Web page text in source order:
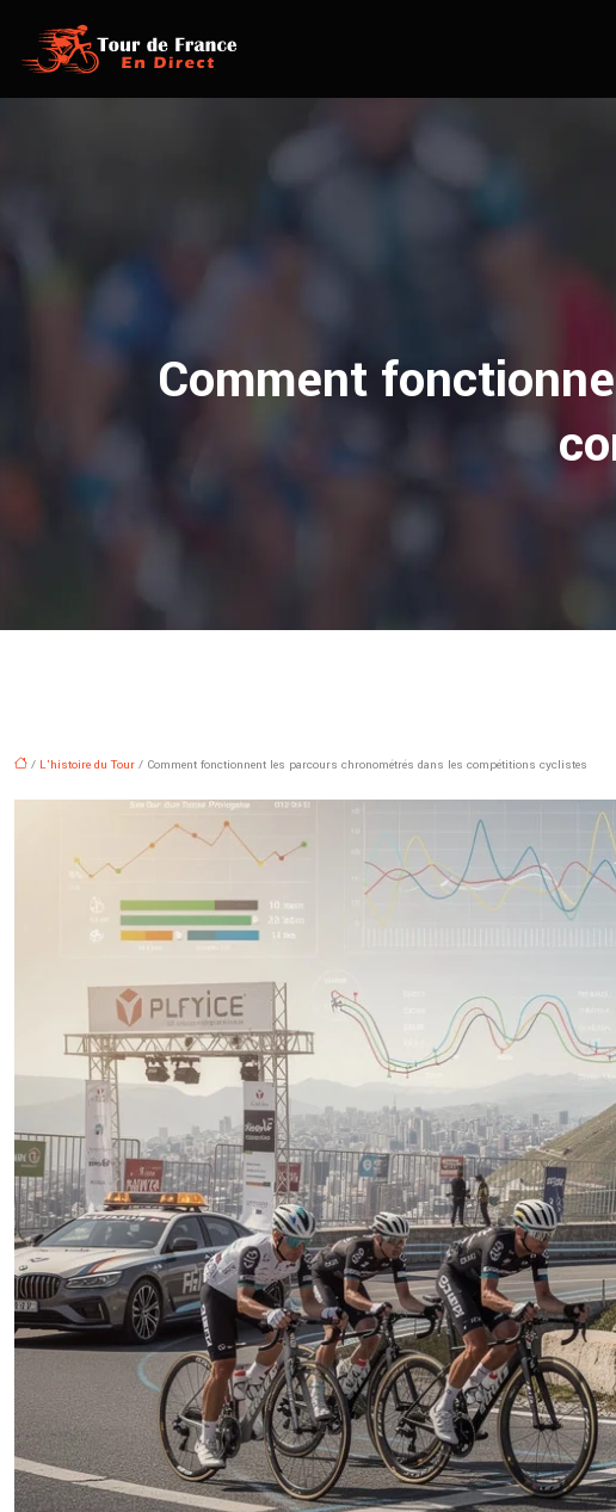
Comment
/ L'histoire du Tour / Comment fonctionnent les parcours chronométrés dans les compétitions cyclistes